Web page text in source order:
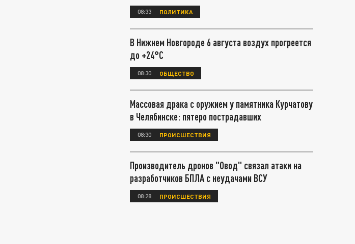
08:33 ПОЛИТИКА
В Нижнем Новгороде 6 августа воздух прогреется
до +24°С
08:30 ОБЩЕСТВО
Массовая драка с оружием у памятника Курчатову
в Челябинске: пятеро пострадавших
08:30 ПРОИСШЕСТВИЯ
Производитель дронов "Овод" связал атаки на
разработчиков БПЛА с неудачами ВСУ
08:28 ПРОИСШЕСТВИЯ